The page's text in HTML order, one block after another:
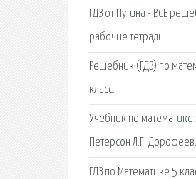
ГДЗ от Путина - ВСЕ
рабочие тетради.
Решебник (ГДЗ) по
класс.
Учебник по математике
Петерсон Л.Г. Дорофеев.
ГДЗ по Математике 5